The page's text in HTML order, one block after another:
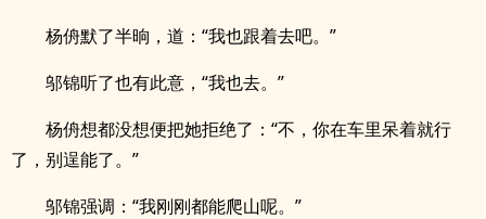
杨侜默了半晌，道：“我也跟着去吧。”
邬锦听了也有此意，“我也去。”
杨侜想都没想便把她拒绝了：“不，你在车里呆着就行
了，别逞能了。”
邬锦强调：“我刚刚都能爬山呢。”